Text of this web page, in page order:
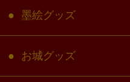
墨絵グッズ
お城グッズ